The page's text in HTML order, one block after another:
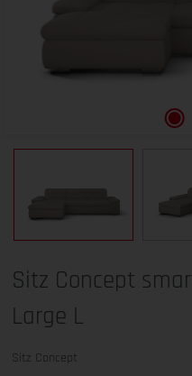
Sitz Concept
Large L
Sitz Concept